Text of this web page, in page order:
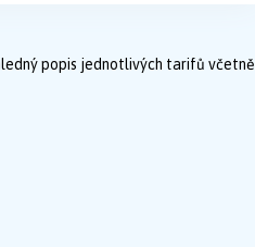
popis jednotlivých tarifů včetně